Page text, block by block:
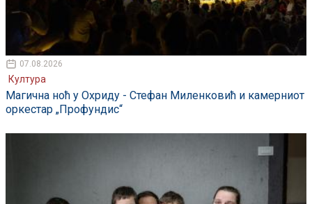
07.08.2026
Култура
Магична ноћ у Охриду - Стефан Миленковић и камерниот
оркестар „Профундис“